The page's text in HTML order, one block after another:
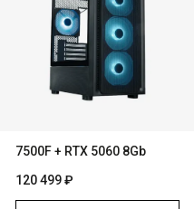
7500F + RTX 5060 8Gb
120 499 ₽